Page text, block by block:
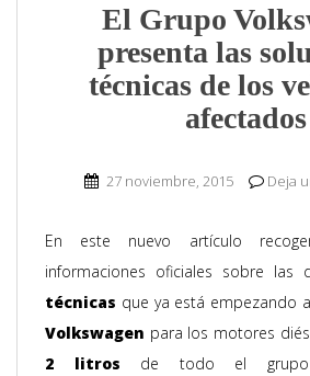
El Grupo
presenta las
técnicas de los
afectados
27 noviembre, 2015 Deja
En este nuevo artículo
informaciones oficiales sobre las
técnicas que ya está empezando
Volkswagen para los motores
2 litros de todo el grupo